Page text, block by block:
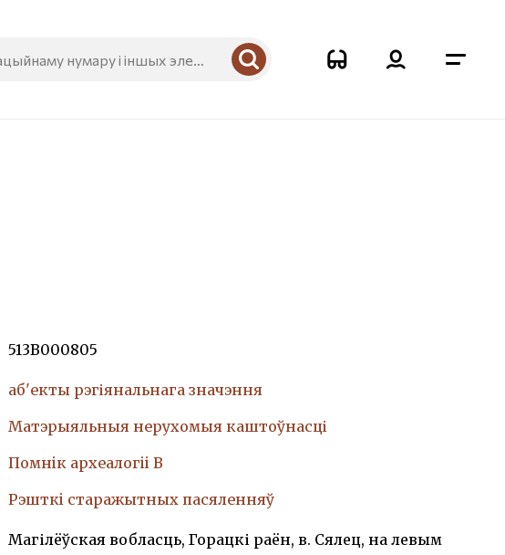
513В000805
аб'екты рэгіянальнага значэння
Матэрыяльныя нерухомыя каштоўнасці
Помнiк археалогii В
Рэшткi старажытных пасяленняў
Магілёўская вобласць, Горацкі раён, в. Сялец, на левым